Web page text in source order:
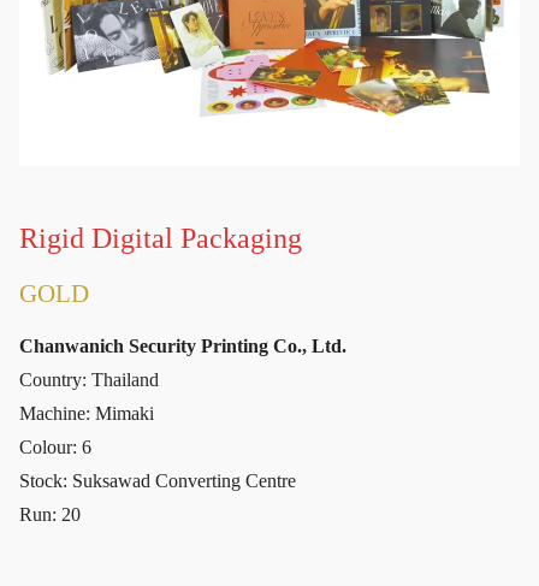
Rigid Digital Packaging
GOLD
Chanwanich Security Printing Co., Ltd.
Country: Thailand
Machine: Mimaki
Colour: 6
Stock: Suksawad Converting Centre
Run: 20